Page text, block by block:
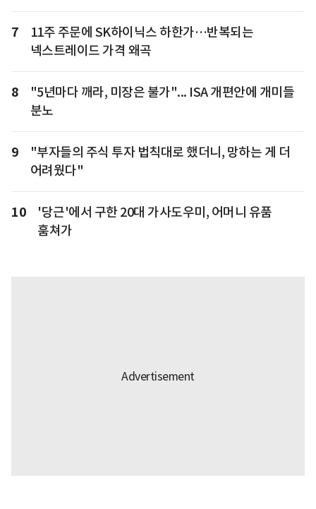
7
11주 주문에 SK하이닉스 하한가…반복되는
넥스트레이드 가격 왜곡
8
"5년마다 깨라, 미장은 불가"... ISA 개편안에 개미들
분노
9
"부자들의 주식 투자 법칙대로 했더니, 망하는 게 더
어려웠다"
10
'당근'에서 구한 20대 가사도우미, 어머니 유품
훔쳐가